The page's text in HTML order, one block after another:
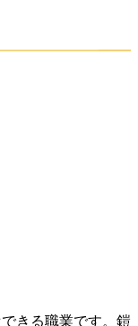
きる職業です。鎧